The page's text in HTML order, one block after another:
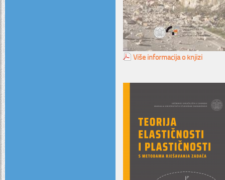
Više informacija o knjizi